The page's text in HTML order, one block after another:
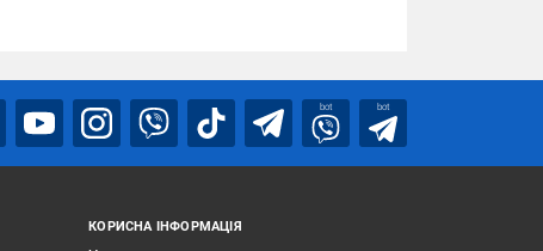
bot bot
КОРИСНА ІНФОРМАЦІЯ